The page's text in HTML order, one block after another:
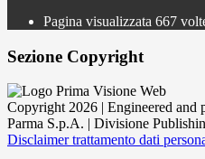
Pagina visualizzata 667
Sezione Copyright
Copyright 2026 | Engineered and
Parma S.p.A. | Divisione
Disclaimer trattamento dati